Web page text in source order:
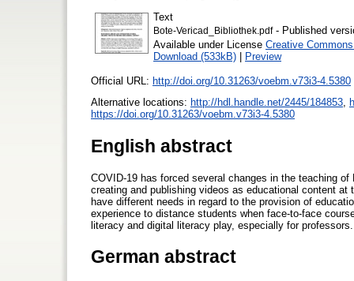
Text
Bote-Vericad_Bibliothek.pdf- Published
Available under License Creative
Download (533kB) | Preview
Official URL: http://doi.org/10.31263/voebm.v73i3-4.5380
Alternative locations: http://hdl.handle.net/2445/184853,
https://doi.org/10.31263/voebm.v73i3-4.5380
English abstract
COVID-19 has forced several changes in the teaching
creating and publishing videos as educational content
have different needs in regard to the provision of
experience to distance students when face-to-face
literacy and digital literacy play, especially for professors.
German abstract